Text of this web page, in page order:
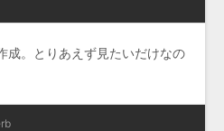
成。とりあえず見たいだけなの